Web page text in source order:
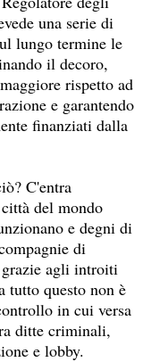
una serie di
lungo termine le
il decoro,
rispetto ad
e garantendo
finanziati dalla
C'entra
del mondo
e degni di
di
agli introiti
questo non è
in cui versa
ditte criminali,
e lobby.